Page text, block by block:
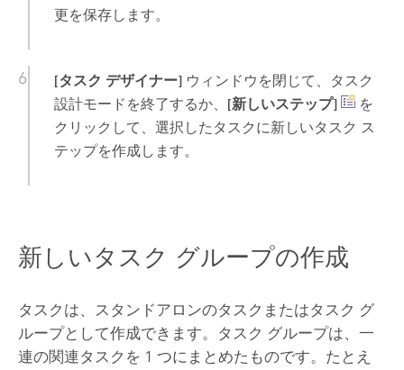
更を保存します。
[タスク デザイナー]ウィンドウを閉じて、タスク
設計モードを終了するか、 [新しいステップ]
を
クリックして、選択したタスクに新しいタスク ス
テップを作成します。
新しいタスク グループの作成
タスクは、スタンドアロンのタスクまたはタスク グ
ループとして作成できます。タスク グループは、一
連の関連タスクを 1 つにまとめたものです。たとえ